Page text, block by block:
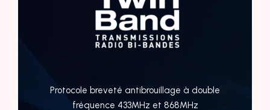
Protocole breveté antibrouillage à double
fréquence 433MHz et 868MHz